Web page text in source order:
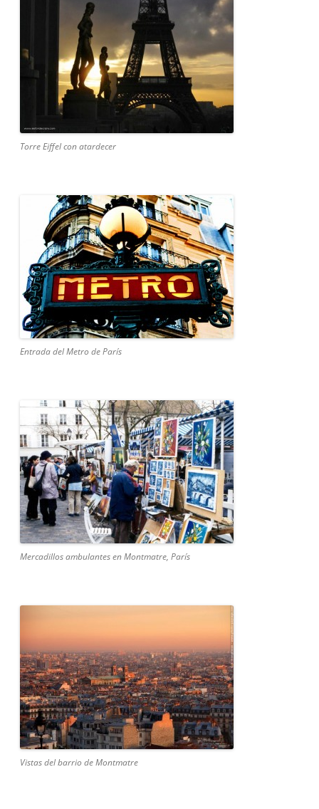
Torre Eiffel con atardecer
Entrada del Metro de París
Mercadillos ambulantes en Montmatre, París
Vistas del barrio de Montmatre